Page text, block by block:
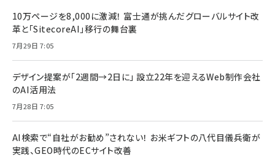
10万ページを8,000に激減！ 富士通が挑んだグローバルサイト改
革と「SitecoreAI」移行の舞台裏
7月29日 7:05
デザイン提案が「2週間→2日に」 設立22年を迎えるWeb制作会社
のAI活用法
7月28日 7:05
AI検索で“自社がお勧め”されない！ お米ギフトの八代目儀兵衛が
実践、GEO時代のECサイト改善